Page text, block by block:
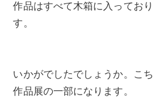
作品はすべて木箱に入ってお
す。
いかがでしたでしょうか。こ
作品展の一部になります。